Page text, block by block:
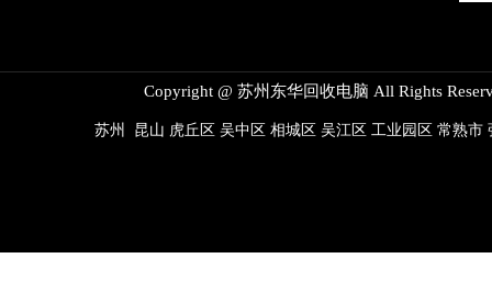
Copyright @ 苏州东华回收电脑 All Rights
苏州 昆山 虎丘区 吴中区 相城区 吴江区 工业园区 常熟市